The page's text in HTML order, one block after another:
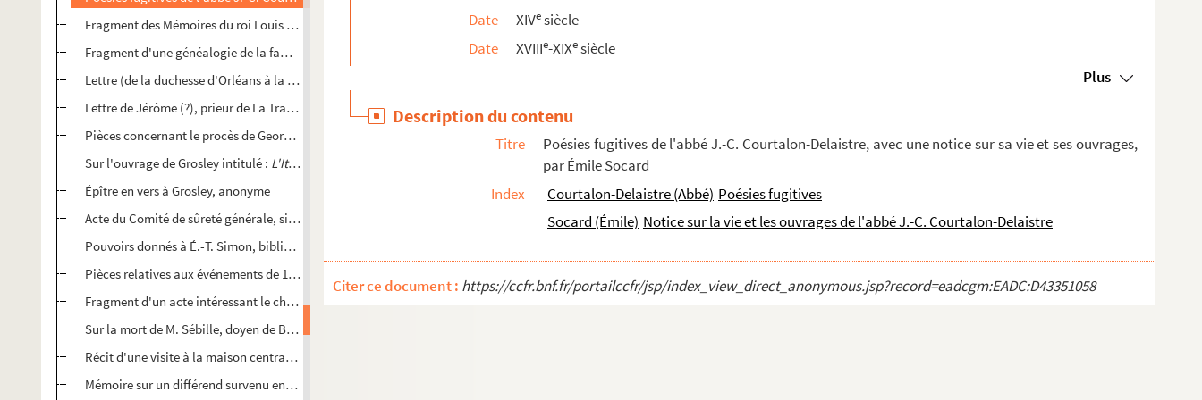
Fragment des Mémoires du roi Louis (de Hollande ?) ; autographe
Fragment d'une généalogie de la famille d'Orléans
Lettre (de la duchesse d'Orléans à la princesse Clémentine ?). 9 août 1846 ; autographe
Lettre de Jérôme (?), prieur de La Trappe, 27 juillet 1821 ; autographe
Pièces concernant le procès de Georges Carret, commissaire ordinaire des guerres. 1734
Sur l'ouvrage de Grosley intitulé : L'Italie et les Italiens.
Épître en vers à Grosley, anonyme
Acte du Comité de sûreté générale, signé par E.-B. Courtois, député de l'Aube à la Convention ; orig...
Pouvoirs donnés à É.-T. Simon, bibliothécaire du Corps législatif, par l'administration municipale d...
Pièces relatives aux événements de 1848, 1849 et 1870
Fragment d'un acte intéressant le chapitre de l'église de Saint-Maclou de Bar-sur-Aube (1338) ; parc...
Sur la mort de M. Sébille, doyen de Bar-sur-Aube (1854)
Récit d'une visite à la maison centrale de Clairvaux, par F. Grilliat ; autographe
Mémoire sur un différend survenu entre la commune de Ville-sur-Arce et le « citoien Gamichon, cy dev...
Date
XIVesiècle
Date
XVIIIe-XIXesiècle
Plus
Description du contenu
Titre
Poésies fugitives de l'abbé J.-C. Courtalon-Delaistre, avec une notice sur sa vie et ses ouvrages,
par Émile Socard
Index
Courtalon-Delaistre (Abbé) Poésies fugitives
Socard (Émile) Notice sur la vie et les ouvrages de l'abbé J.-C. Courtalon-Delaistre
Citer ce document : https://ccfr.bnf.fr/portailccfr/jsp/index_view_direct_anonymous.jsp?record=eadcgm:EADC:D43351058